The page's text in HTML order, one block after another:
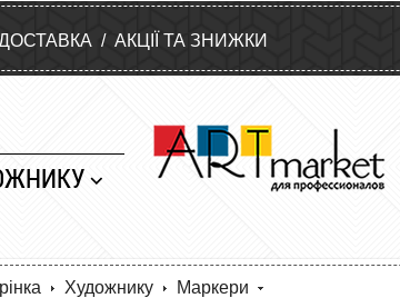
/ АКЦІЇ ТА ЗНИЖКИ
Художнику Маркери